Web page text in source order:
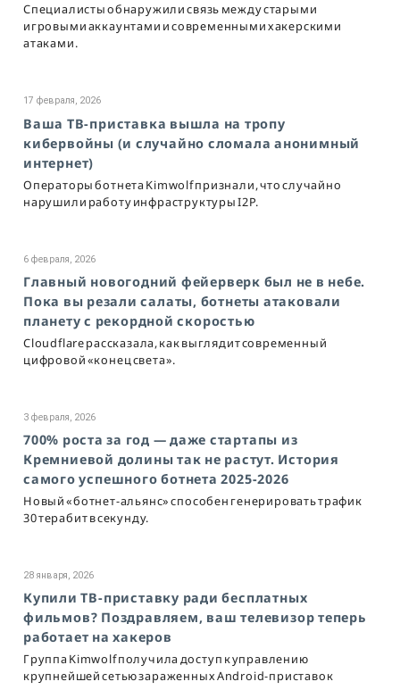
Специалисты обнаружили связь между старыми
игровыми аккаунтами и современными хакерскими
атаками.
17 февраля, 2026
Ваша ТВ-приставка вышла на тропу
кибервойны (и случайно сломала анонимный
интернет)
Операторы ботнета Kimwolf признали, что случайно
нарушили работу инфраструктуры I2P.
6 февраля, 2026
Главный новогодний фейерверк был не в небе.
Пока вы резали салаты, ботнеты атаковали
планету с рекордной скоростью
Cloudflare рассказала, как выглядит современный
цифровой «конец света».
3 февраля, 2026
700% роста за год — даже стартапы из
Кремниевой долины так не растут. История
самого успешного ботнета 2025-2026
Новый «ботнет-альянс» способен генерировать трафик
30 терабит в секунду.
28 января, 2026
Купили ТВ-приставку ради бесплатных
фильмов? Поздравляем, ваш телевизор теперь
работает на хакеров
Группа Kimwolf получила доступ к управлению
крупнейшей сетью зараженных Android-приставок